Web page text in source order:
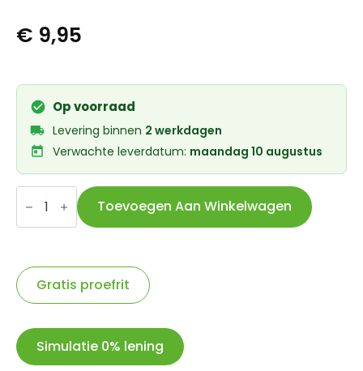
€ 9,95
Op voorraad
Levering binnen 2 werkdagen
Verwachte leverdatum: maandag 10 augustus
IceToolz
stersleutel
Twinhead
met
aantal
Toevoegen Aan Winkelwagen
Gratis proefrit
Simulatie 0% lening